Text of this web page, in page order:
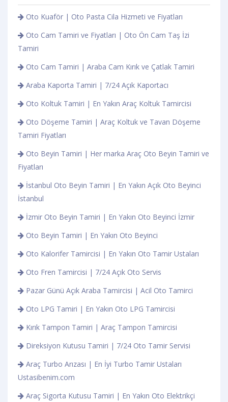
Oto Kuaför | Oto Pasta Cila Hizmeti ve Fiyatları
Oto Cam Tamiri ve Fiyatları | Oto Ön Cam Taş İzi
Tamiri
Oto Cam Tamiri | Araba Cam Kırık ve Çatlak Tamiri
Araba Kaporta Tamiri | 7/24 Açık Kaportacı
Oto Koltuk Tamiri | En Yakın Araç Koltuk Tamircisi
Oto Döşeme Tamiri | Araç Koltuk ve Tavan Döşeme
Tamiri Fiyatları
Oto Beyin Tamiri | Her marka Araç Oto Beyin Tamiri ve
Fiyatları
İstanbul Oto Beyin Tamiri | En Yakın Açık Oto Beyinci
İstanbul
İzmir Oto Beyin Tamiri | En Yakın Oto Beyinci İzmir
Oto Beyin Tamiri | En Yakın Oto Beyinci
Oto Kalorifer Tamircisi | En Yakın Oto Tamir Ustaları
Oto Fren Tamircisi | 7/24 Açık Oto Servis
Pazar Günü Açık Araba Tamircisi | Acil Oto Tamirci
Oto LPG Tamiri | En Yakın Oto LPG Tamircisi
Kırık Tampon Tamiri | Araç Tampon Tamircisi
Direksiyon Kutusu Tamiri | 7/24 Oto Tamir Servisi
Araç Turbo Arızası | En İyi Turbo Tamir Ustaları
Ustasibenim.com
Araç Sigorta Kutusu Tamiri | En Yakın Oto Elektrikçi